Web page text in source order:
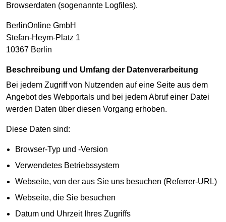
Browserdaten (sogenannte Logfiles).
BerlinOnline GmbH
Stefan-Heym-Platz 1
10367 Berlin
Beschreibung und Umfang der Datenverarbeitung
Bei jedem Zugriff von Nutzenden auf eine Seite aus dem
Angebot des Webportals und bei jedem Abruf einer Datei
werden Daten über diesen Vorgang erhoben.
Diese Daten sind:
Browser-Typ und -Version
Verwendetes Betriebssystem
Webseite, von der aus Sie uns besuchen (Referrer-URL)
Webseite, die Sie besuchen
Datum und Uhrzeit Ihres Zugriffs